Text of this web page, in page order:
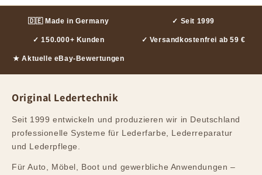
🇩🇪 Made in Germany ✓ Seit 1999
✓ 150.000+ Kunden ✓ Versandkostenfrei ab 59 €
★ Aktuelle eBay-Bewertungen
Original Ledertechnik
Seit 1999 entwickeln und produzieren wir in Deutschland
professionelle Systeme für Lederfarbe, Lederreparatur
und Lederpflege.
Für Auto, Möbel, Boot und gewerbliche Anwendungen –